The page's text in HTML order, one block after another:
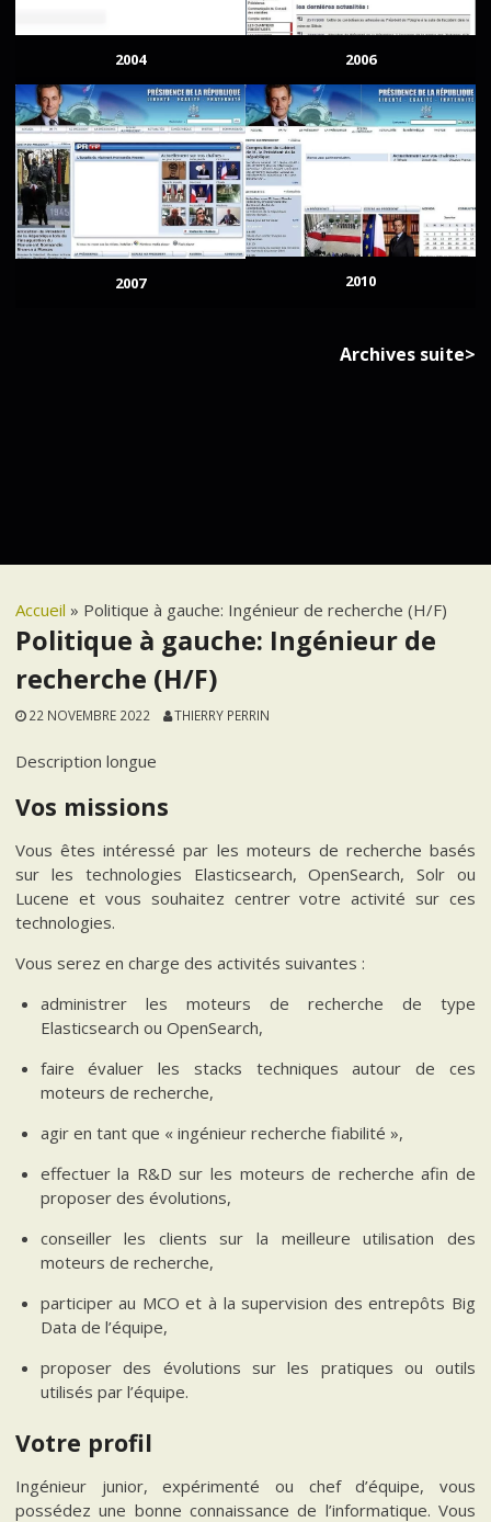
2004 2006
2007 2010
Archives suite>
Accueil » Politique à gauche: Ingénieur de recherche (H/F)
Politique à gauche: Ingénieur de
recherche (H/F)
22 NOVEMBRE 2022 THIERRY PERRIN
Description longue
Vos missions
Vous êtes intéressé par les moteurs de recherche basés
sur les technologies Elasticsearch, OpenSearch, Solr ou
Lucene et vous souhaitez centrer votre activité sur ces
technologies.
Vous serez en charge des activités suivantes :
administrer les moteurs de recherche de type
Elasticsearch ou OpenSearch,
faire évaluer les stacks techniques autour de ces
moteurs de recherche,
agir en tant que « ingénieur recherche fiabilité »,
effectuer la R&D sur les moteurs de recherche afin de
proposer des évolutions,
conseiller les clients sur la meilleure utilisation des
moteurs de recherche,
participer au MCO et à la supervision des entrepôts Big
Data de l’équipe,
proposer des évolutions sur les pratiques ou outils
utilisés par l’équipe.
Votre profil
Ingénieur junior, expérimenté ou chef d’équipe, vous
possédez une bonne connaissance de l’informatique. Vous